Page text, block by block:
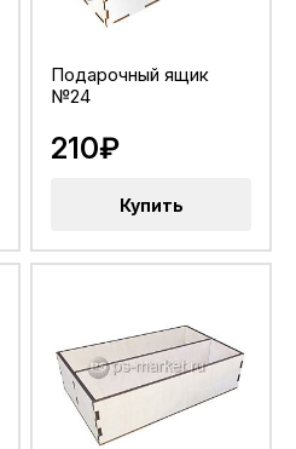
Подарочный ящик
№24
210₽
Купить